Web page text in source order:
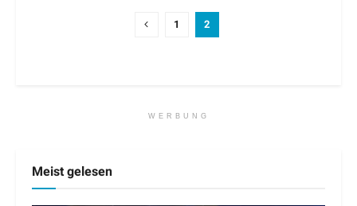
1 2
WERBUNG
Meist gelesen